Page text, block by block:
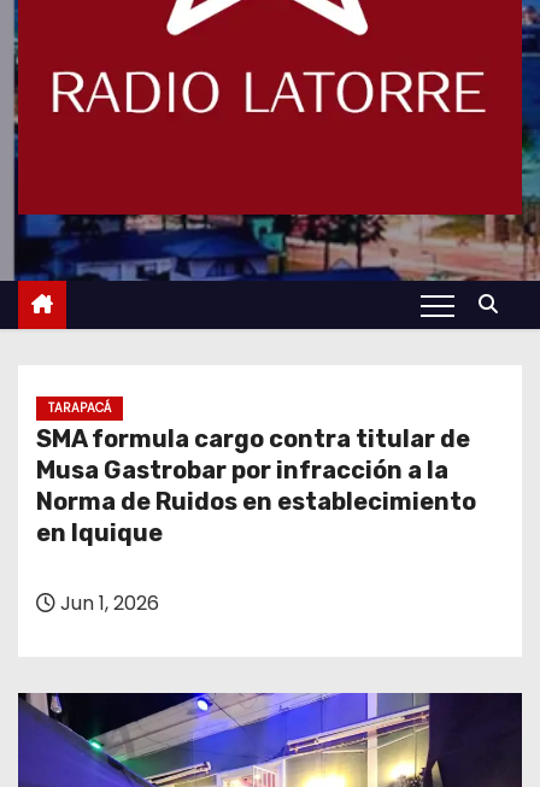
TARAPACÁ
SMA formula cargo contra titular de
Musa Gastrobar por infracción a la
Norma de Ruidos en establecimiento
en Iquique
Jun 1, 2026